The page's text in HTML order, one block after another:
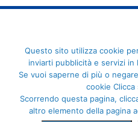
FederCUSI: Federazione
Angelo Brofferio, 7 -
Questo sito utilizza cookie
inviarti pubblicità e servizi
Se vuoi saperne di più o
cookie Clicca
Scorrendo questa pagina,
altro elemento della pagina